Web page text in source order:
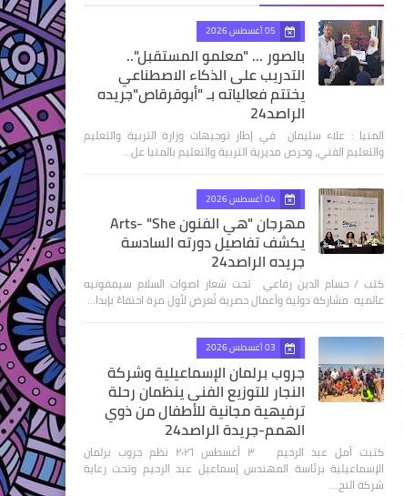
05 أغسطس 2026
بالصور ... "معلمو المستقبل"..
التدريب على الذكاء الاصطناعي
يختتم فعالياته بـ "أبوقرقاص"جريده
الراصد24
المنيا : علاء سليمان في إطار توجيهات وزارة التربية والتعليم
والتعليم الفني، وحرص مديرية التربية والتعليم بالمنيا عل…
04 أغسطس 2026
مهرجان "هي الفنون Arts- "She
يكشف تفاصيل دورته السادسة
جريده الراصد24
كتب / حسام الدين رفاعي تحت شعار اصوات السلام سيمفونيه
عالميه مشاركة دولية وأعمال حصرية تُعرض لأول مرة احتفاءً بإبدا…
03 أغسطس 2026
جروب برلمان الإسماعيلية وشركة
النجار للتوزيع الفنى ينظمان رحلة
ترفيهية مجانية للأطفال من ذوي
الهمم-جريدة الراصد24
كتبت أمل عبد الرحيم ٣ أغسطس ٢٠٢٦ نظم جروب برلمان
الإسماعيلية برئاسة المهندس إسماعيل عبد الرحيم وتحت رعاية
شركة النج…